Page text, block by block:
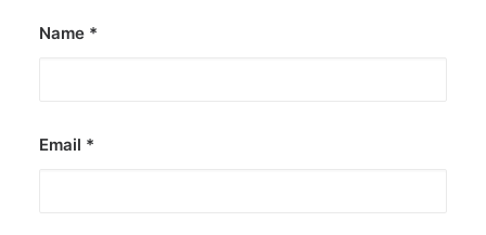
Name *
Email *